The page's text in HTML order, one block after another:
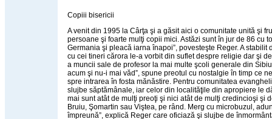
Copiii bisericii
A venit din 1995 la Cârţa şi a găsit aici o comunitate unită şi
persoane şi foarte mulţi copii mici. Astăzi sunt în jur de 86 cu
Germania şi pleacă iarna înapoi”, povesteşte Reger. A
cu cei tineri cărora le-a vorbit din suflet despre religie dar şi
a muncii sale de profesor la mai multe şcoli generale din
acum şi nu-i mai văd”, spune preotul cu nostalgie în timp ce
spre intrarea în fosta mănăstire. Pentru comunitatea
slujbe săptămânale, iar celor din localităţile din apropiere le
mai sunt atât de mulţi preoţi şi nici atât de mulţi credincioşi şi
Bruiu, Şomartin sau Viştea, pe rând. Merg cu microbuzul,
împreună”, explică Reger care oficiază şi slujbe de